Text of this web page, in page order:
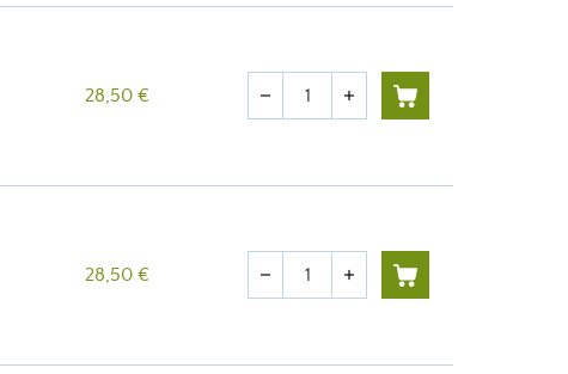
28,50 € Quantité
remove add
28,50 € Quantité
remove add